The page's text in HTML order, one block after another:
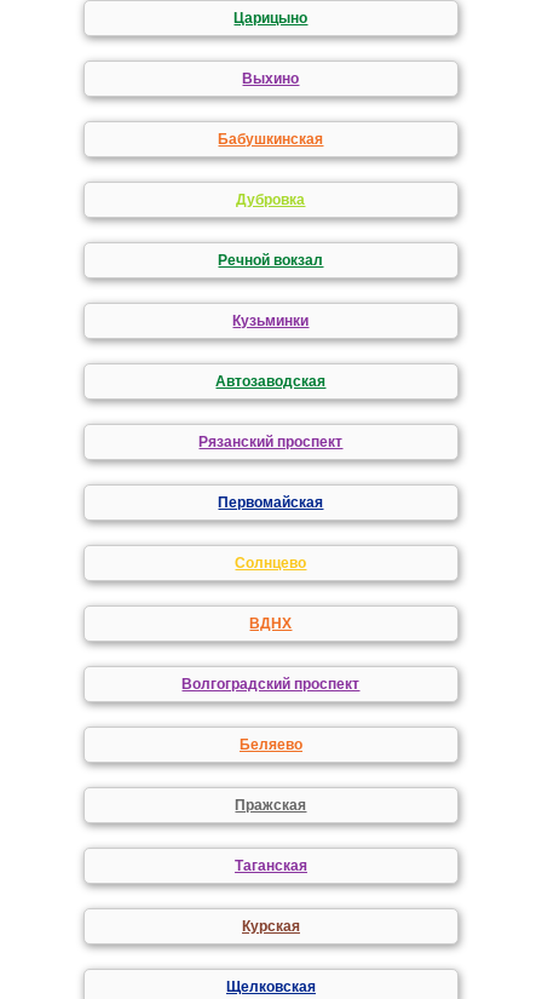
Царицыно
Выхино
Бабушкинская
Дубровка
Речной вокзал
Кузьминки
Автозаводская
Рязанский проспект
Первомайская
Солнцево
ВДНХ
Волгоградский проспект
Беляево
Пражская
Таганская
Курская
Щелковская